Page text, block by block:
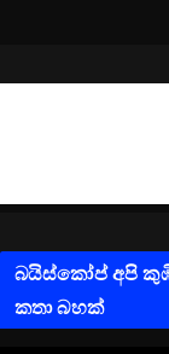
බයිස්කෝප් අපි
කතා බහක්